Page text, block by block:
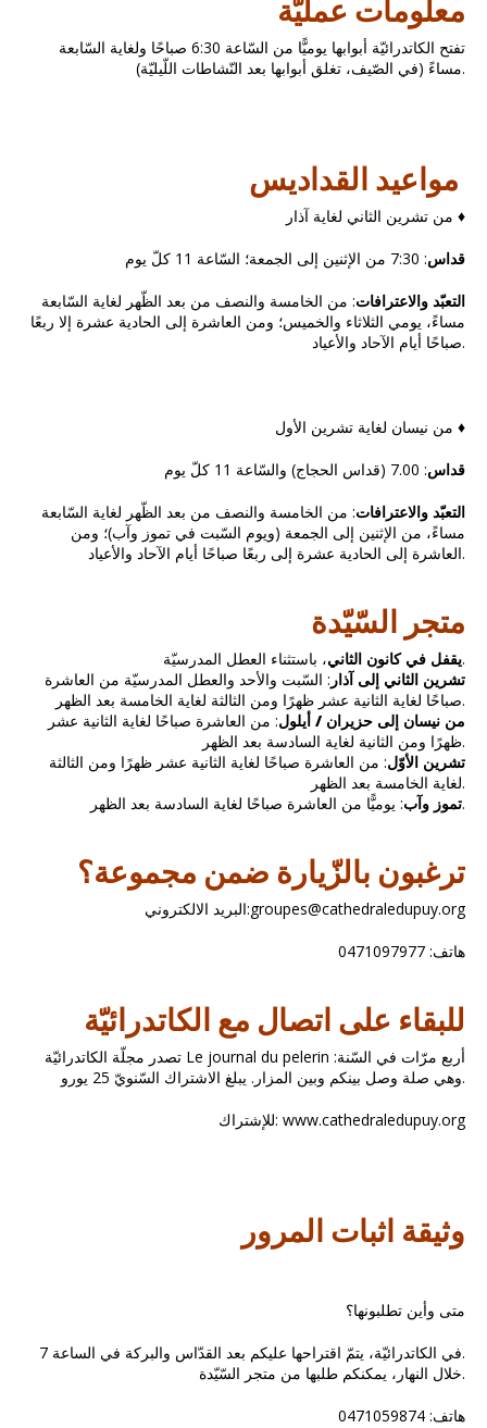
معلومات عمليّة
تفتح الكاتدرائيّة أبوابها يوميًّا من السّاعة 6:30 صباحًا ولغاية السّابعة
مساءً (في الصّيف، تغلق أبوابها بعد النّشاطات اللّيليّة).
من تشرين الثاني لغاية آذار ♦
قداس: 7:30 من الإثنين إلى الجمعة؛ السّاعة 11 كلّ يوم
التعبّد والاعترافات: من الخامسة والنصف من بعد الظّهر لغاية السّابعة
مساءً، يومي الثلاثاء والخميس؛ ومن العاشرة إلى الحادية عشرة إلا ربعًا
صباحًا أيام الآحاد والأعياد.
من نيسان لغاية تشرين الأول ♦
قداس: 7.00 (قداس الحجاج) والسّاعة 11 كلّ يوم
التعبّد والاعترافات: من الخامسة والنصف من بعد الظّهر لغاية السّابعة
مساءً، من الإثنين إلى الجمعة (ويوم السّبت في تموز وآب)؛ ومن
العاشرة إلى الحادية عشرة إلى ربعًا صباحًا أيام الآحاد والأعياد.
متجر السّيّدة
يقفل في كانون الثاني، باستثناء العطل المدرسيّة.
تشرين الثاني إلى آذار : السّبت والأحد والعطل المدرسيّة من العاشرة
صباحًا لغاية الثانية عشر ظهرًا ومن الثالثة لغاية الخامسة بعد الظهر.
من نيسان إلى حزيران / أيلول: من العاشرة صباحًا لغاية الثانية عشر
ظهرًا ومن الثانية لغاية السادسة بعد الظهر.
تشرين الأوّل: من العاشرة صباحًا لغاية الثانية عشر ظهرًا ومن الثالثة
لغاية الخامسة بعد الظهر.
تموز وآب: يوميًّا من العاشرة صباحًا لغاية السادسة بعد الظهر.
ترغبون بالزّيارة ضمن مجموعة؟
البريد الالكتروني:groupes@cathedraledupuy.org
هاتف: 0471097977
للبقاء على اتصال مع الكاتدرائيّة
تصدر مجلّة الكاتدرائيّة Le journal du pelerin أربع مرّات في السّنة:
وهي صلة وصل بينكم وبين المزار. يبلغ الاشتراك السّنويّ 25 يورو.
للإشتراك: www.cathedraledupuy.org
وثيقة اثبات المرور
متى وأين تطلبونها؟
في الكاتدرائيّة، يتمّ اقتراحها عليكم بعد القدّاس والبركة في الساعة 7.
خلال النهار، يمكنكم طلبها من متجر السّيّدة.
هاتف: 0471059874